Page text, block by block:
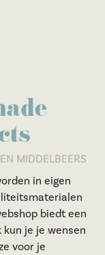
MIDDELBEERS
in eigen
biedt een
je je wensen
voor je